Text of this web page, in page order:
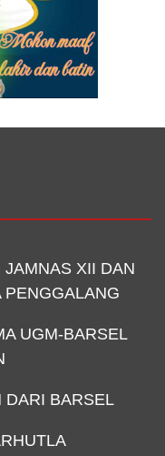
JAMNAS XII DAN
PENGGALANG
UGM-BARSEL
DARI BARSEL